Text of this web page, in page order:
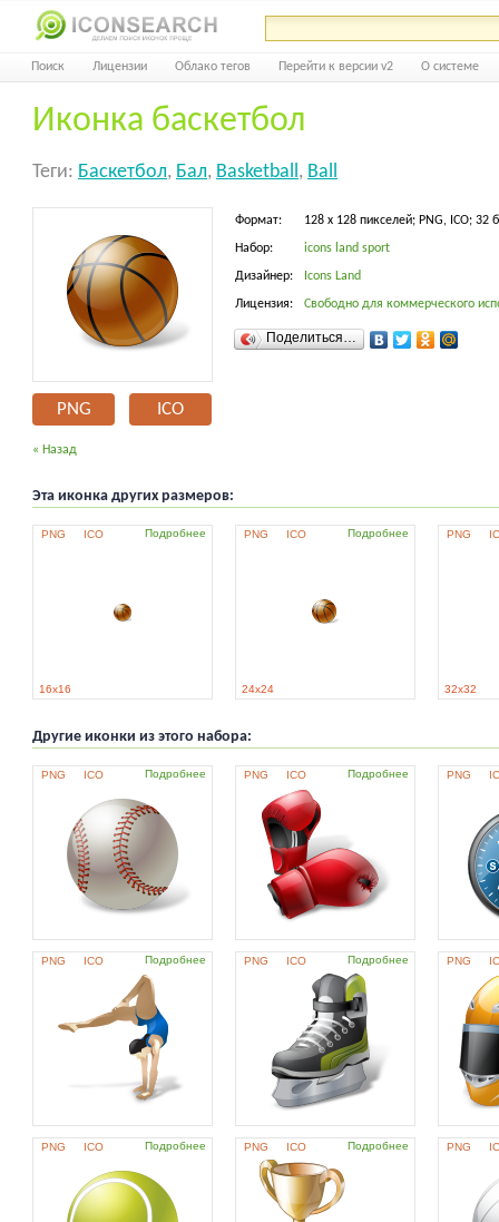
Поиск Лицензии Облако тегов Перейти к версии v2 О системе
Иконка баскетбол
Теги: Баскетбол, Бал, Basketball, Ball
PNG ICO
Формат: 128 x 128 пикселей; PNG, ICO; 32
Набор: icons land sport
Дизайнер: Icons Land
Лицензия: Свободно для коммерческого
Поделиться…
« Назад
Эта иконка других размеров:
PNG ICO Подробнее
16x16
PNG ICO Подробнее
24x24
PNG
32x32
Другие иконки из этого набора:
PNG ICO Подробнее PNG ICO Подробнее PNG
PNG ICO Подробнее PNG ICO Подробнее PNG
PNG ICO Подробнее PNG ICO Подробнее PNG